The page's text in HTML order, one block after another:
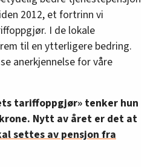
2012, et fortrinn vi
I de lokale
til en ytterligere bedring.
anerkjennelse for våre
tariffoppgjør » tenker hun
Nytt av året er det at
settes av pensjon fra